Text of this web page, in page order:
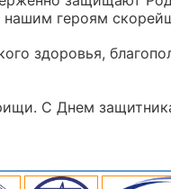
нашим героям
здоровья,
С Днем